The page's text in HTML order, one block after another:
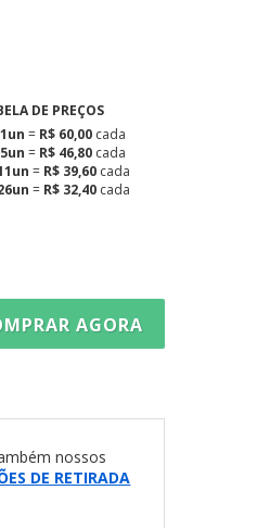
DE PREÇOS
1un = R$ 60,00 cada
5un = R$ 46,80 cada
= R$ 39,60 cada
= R$ 32,40 cada
AGORA
nossos
DE RETIRADA